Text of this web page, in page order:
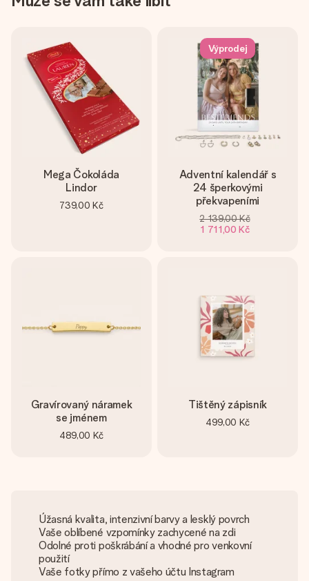
Mega Čokoláda
Lindor
739,00 Kč
Výprodej
Adventní kalendář s
24 šperkovými
překvapeními
2 139,00 Kč
1 711,00 Kč
Gravírovaný náramek
se jménem
489,00 Kč
Tištěný zápisník
499,00 Kč
Úžasná kvalita, intenzivní barvy a lesklý povrch
Vaše oblíbené vzpomínky zachycené na zdi
Odolné proti poškrábání a vhodné pro venkovní
použití
Vaše fotky přímo z vašeho účtu Instagram